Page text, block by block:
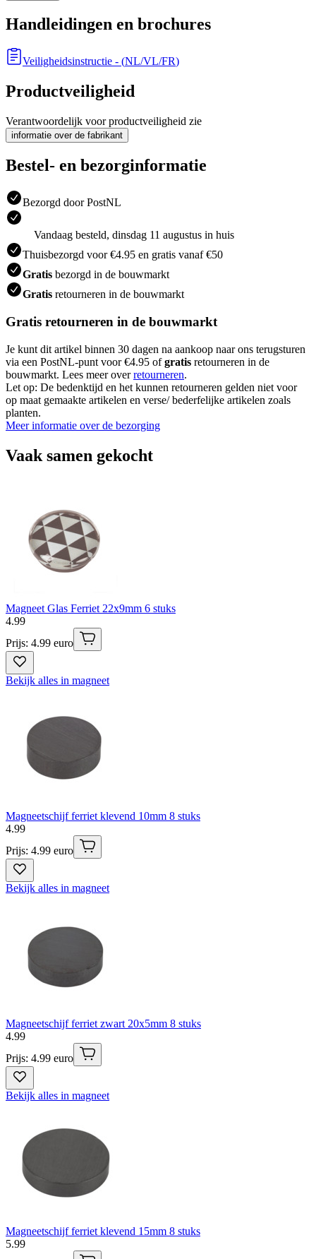
Handleidingen en brochures
Veiligheidsinstructie - (NL/VL/FR)
Productveiligheid
Verantwoordelijk voor productveiligheid zie
informatie over de fabrikant
Bestel- en bezorginformatie
Bezorgd door PostNL
Vandaag besteld, dinsdag 11 augustus in huis
Thuisbezorgd voor €4.95 en gratis vanaf €50
Gratis bezorgd in de bouwmarkt
Gratis retourneren in de bouwmarkt
Gratis retourneren in de bouwmarkt
Je kunt dit artikel binnen 30 dagen na aankoop naar ons terugsturen
via een PostNL-punt voor €4.95 ofgratis retourneren in de
bouwmarkt. Lees meer overretourneren.
Let op: De bedenktijd en het kunnen retourneren gelden niet voor
op maat gemaakte artikelen en verse/ bederfelijke artikelen zoals
planten.
Meer informatie over de bezorging
Vaak samen gekocht
Magneet Glas Ferriet 22x9mm 6 stuks
4.99
Prijs: 4.99 euro
Bekijk alles in magneet
Magneetschijf ferriet klevend 10mm 8 stuks
4.99
Prijs: 4.99 euro
Bekijk alles in magneet
Magneetschijf ferriet zwart 20x5mm 8 stuks
4.99
Prijs: 4.99 euro
Bekijk alles in magneet
Magneetschijf ferriet klevend 15mm 8 stuks
5.99